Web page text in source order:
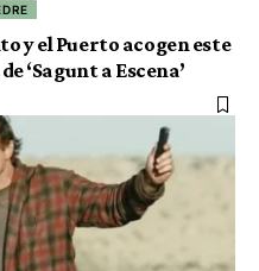
y el Puerto acogen este
‘Sagunt a Escena’